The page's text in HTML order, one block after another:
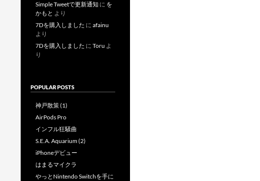
Simple Tweetで更新通知 に を
かもと より
7Dを購入しました に afainu
より
7Dを購入しました に Toru よ
り
POPULAR POSTS
神戸散策 (1)
AirPods Pro
インフル狂騒曲
S.E.A. Aquarium (2)
iPhoneデビュー
はまるマイクラ
やっとNintendo Switchを手に